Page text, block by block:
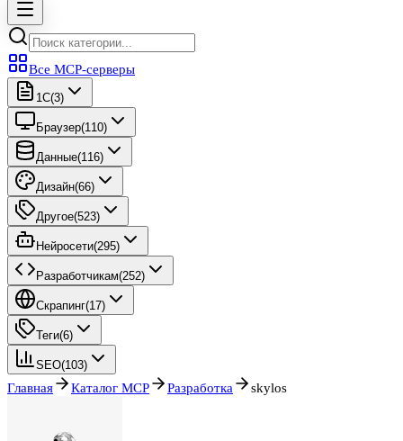
Все MCP-серверы
1C(3)
Браузер(110)
Данные(116)
Дизайн(66)
Другое(523)
Нейросети(295)
Разработчикам(252)
Скрапинг(17)
Теги(6)
SEO(103)
Главная Каталог MCP Разработка skylos